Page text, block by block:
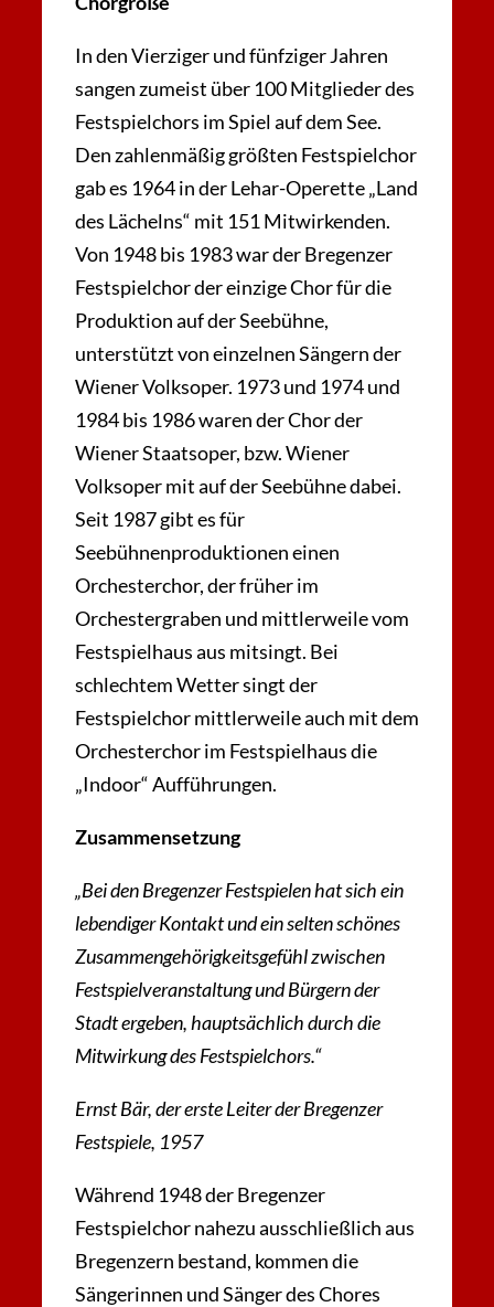
In den Vierziger und fünfziger Jahren
sangen zumeist über 100 Mitglieder des
Festspielchors im Spiel auf dem See.
Den zahlenmäßig größten Festspielchor
gab es 1964 in der Lehar-Operette „Land
des Lächelns“ mit 151 Mitwirkenden.
Von 1948 bis 1983 war der Bregenzer
Festspielchor der einzige Chor für die
Produktion auf der Seebühne,
unterstützt von einzelnen Sängern der
Wiener Volksoper. 1973 und 1974 und
1984 bis 1986 waren der Chor der
Wiener Staatsoper, bzw. Wiener
Volksoper mit auf der Seebühne dabei.
Seit 1987 gibt es für
Seebühnenproduktionen einen
Orchesterchor, der früher im
Orchestergraben und mittlerweile vom
Festspielhaus aus mitsingt. Bei
schlechtem Wetter singt der
Festspielchor mittlerweile auch mit dem
Orchesterchor im Festspielhaus die
„Indoor“ Aufführungen.
Zusammensetzung
„Bei den Bregenzer Festspielen hat sich ein
lebendiger Kontakt und ein selten schönes
Zusammengehörigkeitsgefühl zwischen
Festspielveranstaltung und Bürgern der
Stadt ergeben, hauptsächlich durch die
Mitwirkung des Festspielchors.“
Ernst Bär, der erste Leiter der Bregenzer
Festspiele, 1957
Während 1948 der Bregenzer
Festspielchor nahezu ausschließlich aus
Bregenzern bestand, kommen die
Sängerinnen und Sänger des Chores